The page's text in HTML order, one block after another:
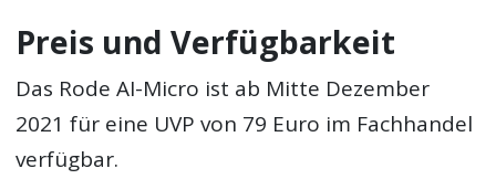
Preis und Verfügbarkeit
Das Rode AI-Micro ist ab Mitte Dezember
2021 für eine UVP von 79 Euro im Fachhandel
verfügbar.